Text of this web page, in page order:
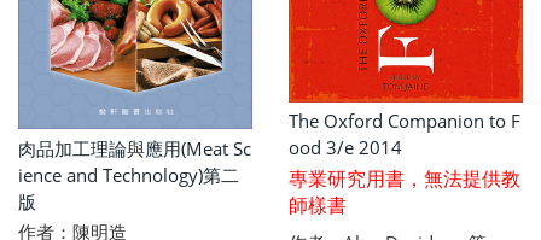
肉品加工理論與應用(Meat Sc
ience and Technology)第二
版
作者：陳明造
The Oxford Companion to F
ood 3/e 2014
專業研究用書，無法提供教
師樣書